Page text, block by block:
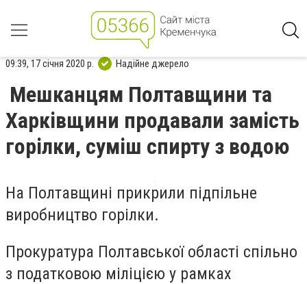
09:39, 17 січня 2020 р. Надійне джерело
Мешканцям Полтавщини та
Харківщини продавали замість
горілки, суміш спирту з водою
На Полтавщині прикрили підпільне
виробництво горілки.
Прокуратура Полтавської області спільно
з податковою міліцією у рамках